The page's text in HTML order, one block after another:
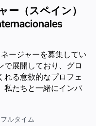
ー（スペイン）
ージャーを募集してい
で展開しており、グロ
れる意欲的なプロフェ
私たちと一緒にインパ
フルタイム